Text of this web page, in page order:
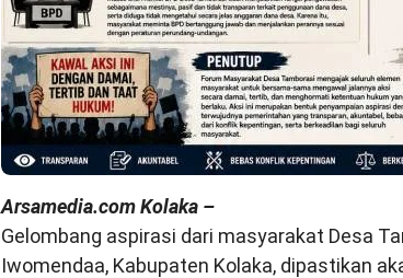
Arsamedia.com Kolaka –
Gelombang aspirasi dari masyarakat Desa
Iwomendaa, Kabupaten Kolaka, dipastikan